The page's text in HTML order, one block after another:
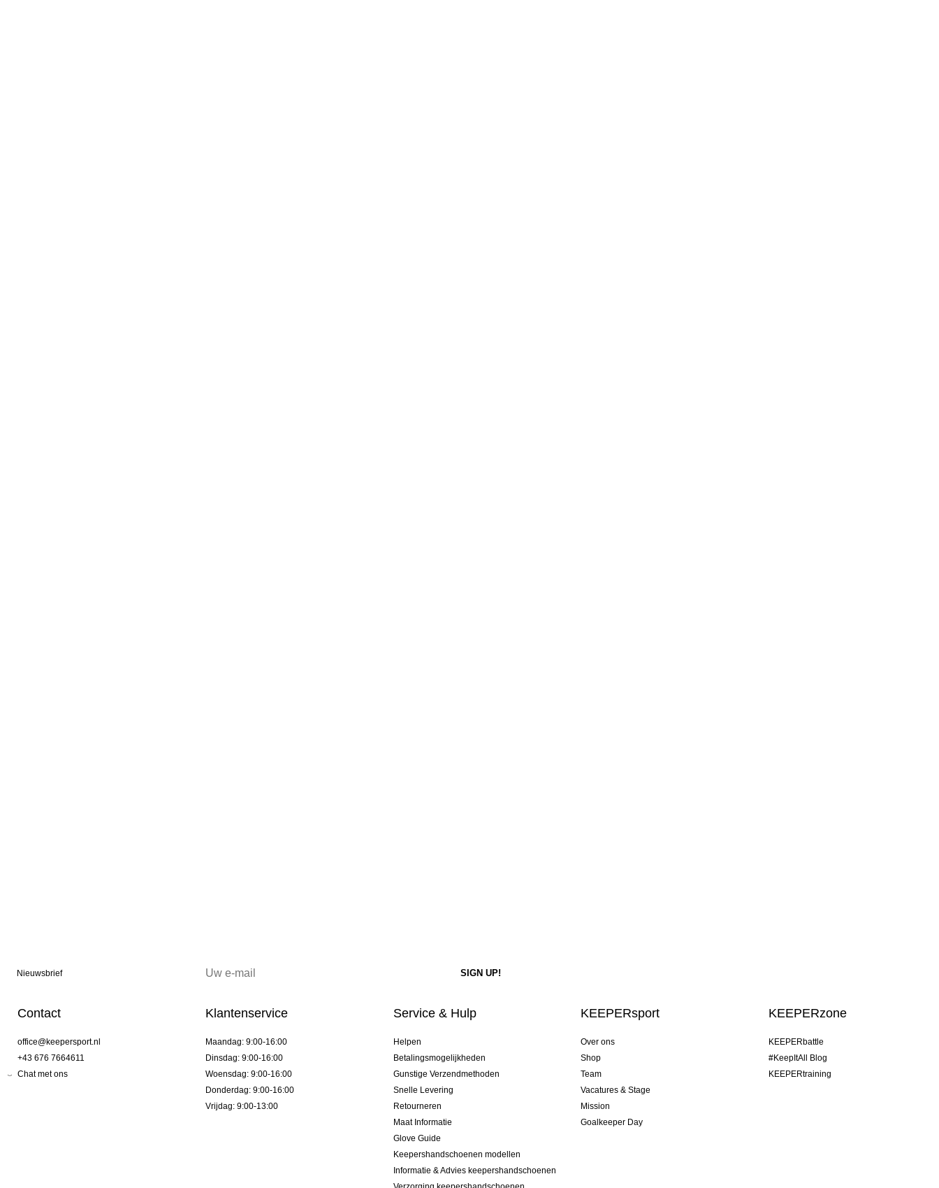
Nieuwsbrief
Contact
office@keepersport.nl
+43 676 7664611
Chat met ons
Klantenservice
Maandag: 9:00-16:00
Dinsdag: 9:00-16:00
Woensdag: 9:00-16:00
Donderdag: 9:00-16:00
Vrijdag: 9:00-13:00
Service & Hulp
Helpen
Betalingsmogelijkheden
Gunstige Verzendmethoden
Snelle Levering
Retourneren
Maat Informatie
Glove Guide
Keepershandschoenen modellen
Informatie & Advies keepershandschoenen
KEEPERsport
Over ons
Shop
Team
Vacatures & Stage
Mission
Goalkeeper Day
KEEPERzone
KEEPERbattle
#KeepItAll Blog
KEEPERtraining